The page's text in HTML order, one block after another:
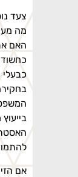
צעד נוסף
מה
האם אתם
כחשודים,
כבעלי
בחקירה.
המשפטי
בייעוץ
אם הזימון